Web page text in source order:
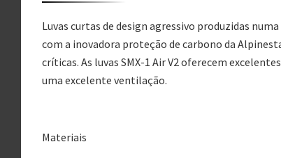
Luvas curtas de design agressivo produzidas
com a inovadora proteção de carbono da
críticas. As luvas SMX-1 Air V2 oferecem
uma excelente ventilação.
Materiais